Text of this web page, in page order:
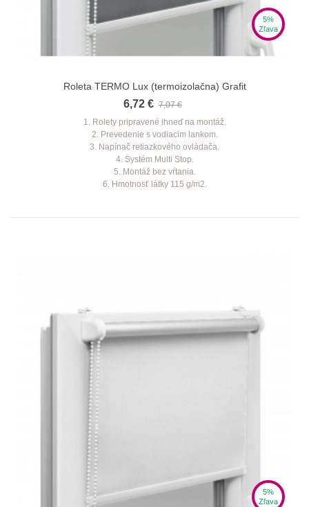
5%
Zľava
Roleta TERMO Lux (termoizolačna) Grafit
6,72 € 7,07 €
1. Rolety pripravené ihneď na montáž.
2. Prevedenie s vodiacim lankom.
3. Napínač retiazkového ovládača.
4. Systém Multi Stop.
5. Montáž bez vŕtania.
6. Hmotnosť látky 115 g/m2.
5%
Zľava